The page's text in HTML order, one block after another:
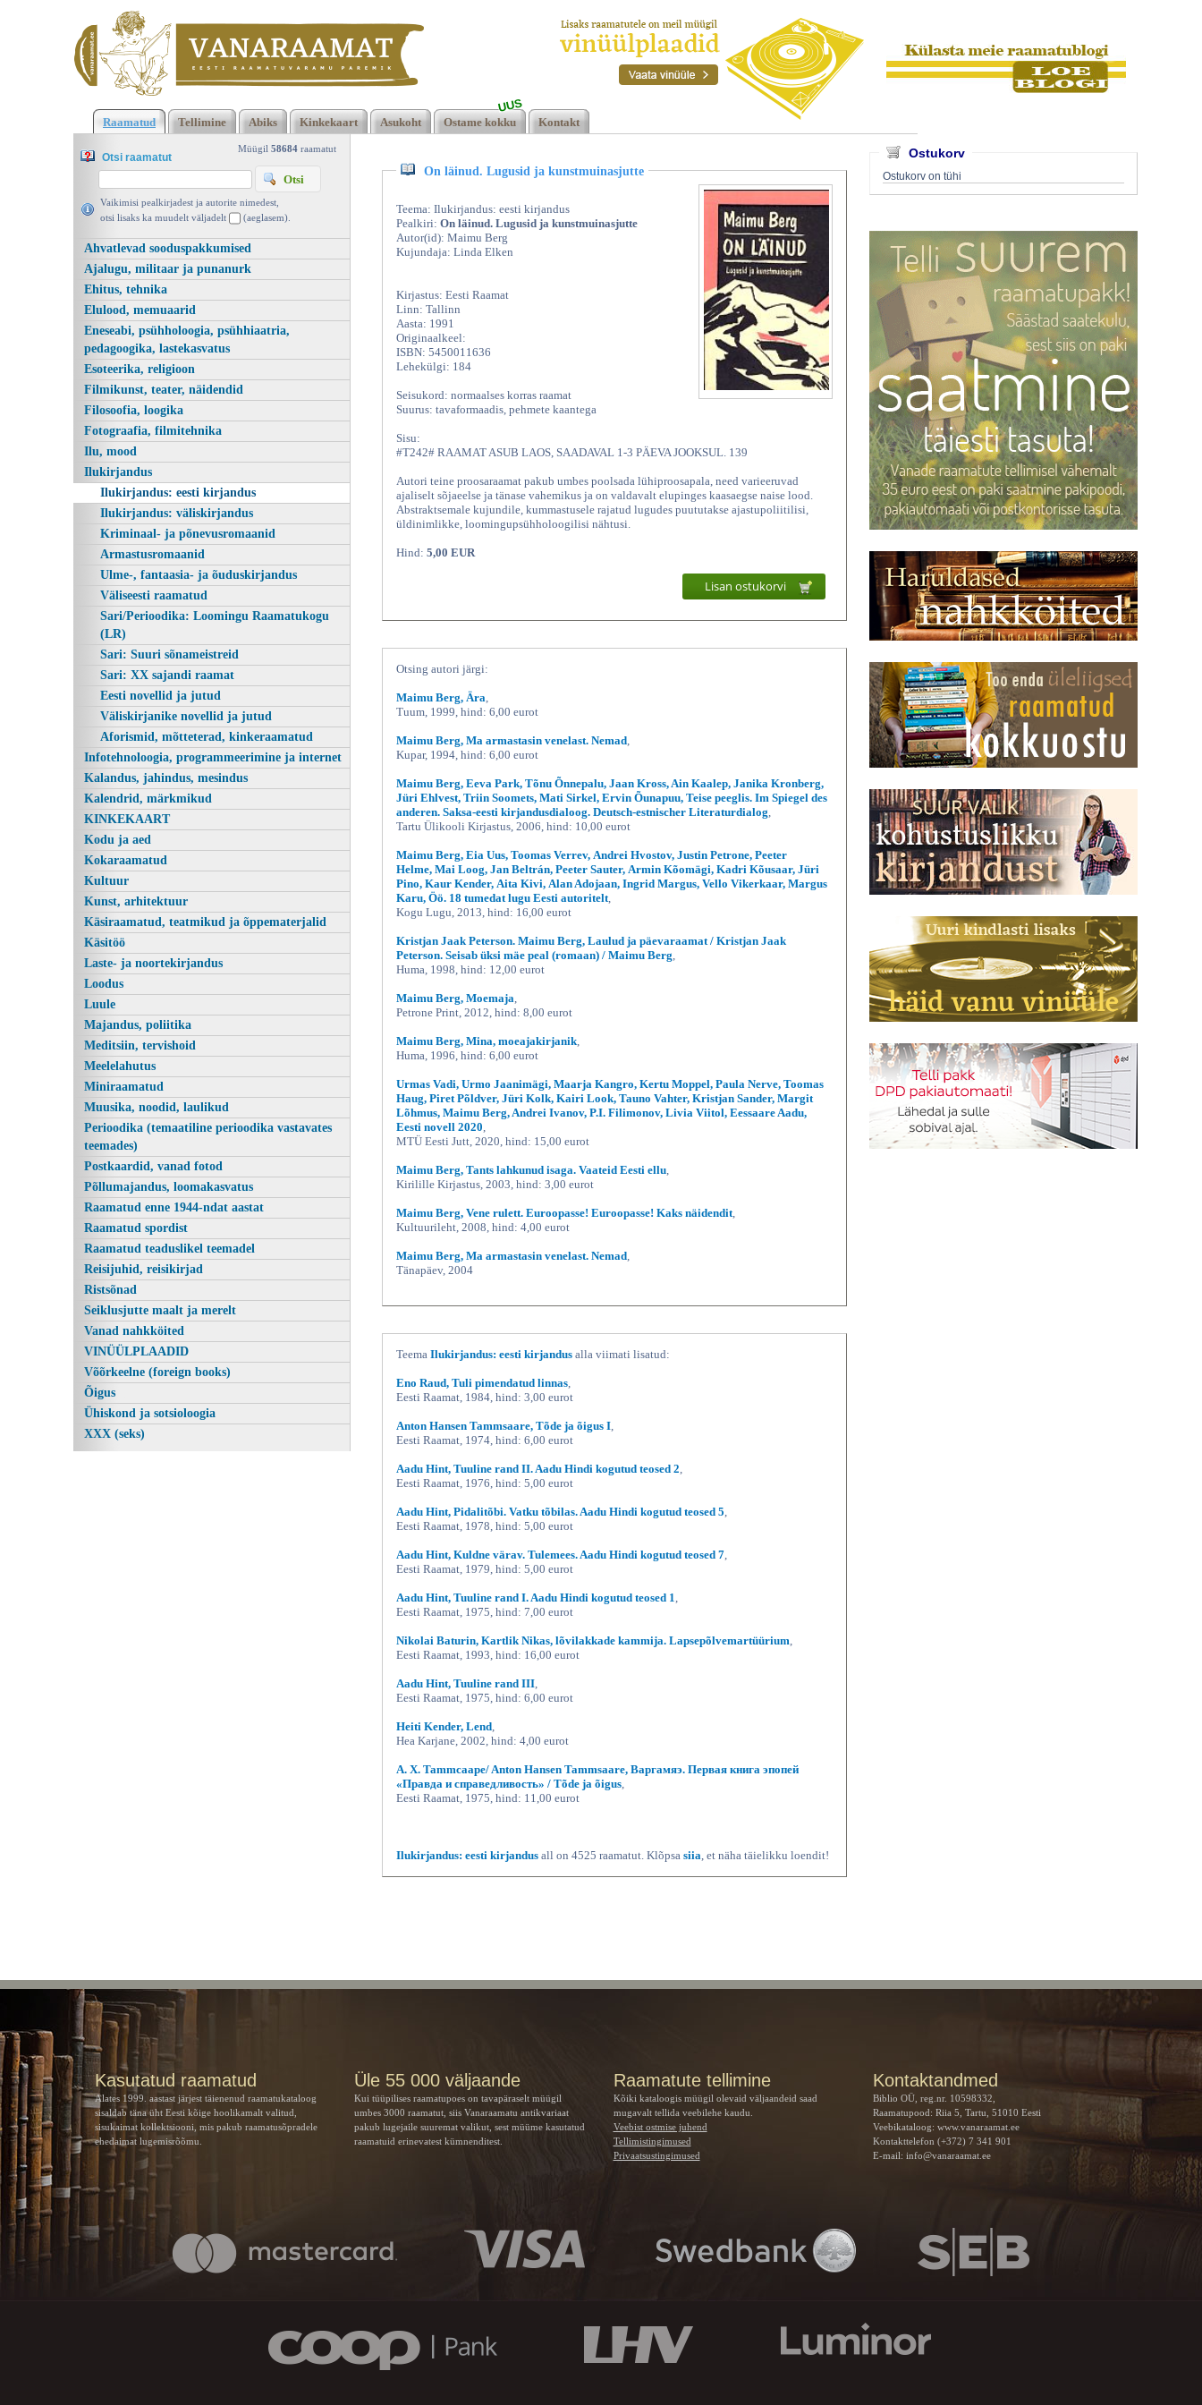
On läinud Lugusid ja
Klõpsa siia , et näha täielikku loendit!On läinud. Lugusid ja
kunstmuinasjutte, Maimu Berg, Eesti Raamat 1991 | vanaraamat.
ee
Raamatud Tellimine Abiks Kinkekaart Asukoht Ostame kokku
UUS
Kontakt
Müügil 58684 raamatut
Otsi raamatut
Vaikimisi pealkirjadest ja autorite nimedest,
otsi lisaks ka muudelt väljadelt
(aeglasem).
Ahvatlevad sooduspakkumised
Ajalugu, militaar ja punanurk
Ehitus, tehnika
Elulood, memuaarid
Eneseabi, psühholoogia, psühhiaatria,
pedagoogika, lastekasvatus
Esoteerika, religioon
Filmikunst, teater, näidendid
Filosoofia, loogika
Fotograafia, filmitehnika
Ilu, mood
Ilukirjandus
Ilukirjandus: eesti kirjandus
Ilukirjandus: väliskirjandus
Kriminaal- ja põnevusromaanid
Armastusromaanid
Ulme-, fantaasia- ja õuduskirjandus
Väliseesti raamatud
Sari/Perioodika: Loomingu Raamatukogu
(LR)
Sari: Suuri sõnameistreid
Sari: XX sajandi raamat
Eesti novellid ja jutud
Väliskirjanike novellid ja jutud
Aforismid, mõtteterad, kinkeraamatud
Infotehnoloogia, programmeerimine ja internet
Kalandus, jahindus, mesindus
Kalendrid, märkmikud
KINKEKAART
Kodu ja aed
Kokaraamatud
Kultuur
Kunst, arhitektuur
Käsiraamatud, teatmikud ja õppematerjalid
Käsitöö
Laste- ja noortekirjandus
Loodus
Luule
Majandus, poliitika
Meditsiin, tervishoid
Meelelahutus
Miniraamatud
Muusika, noodid, laulikud
Perioodika (temaatiline perioodika vastavates
teemades)
Postkaardid, vanad fotod
Põllumajandus, loomakasvatus
Raamatud enne 1944-ndat aastat
Raamatud spordist
Raamatud teaduslikel teemadel
Reisijuhid, reisikirjad
Ristsõnad
Seiklusjutte maalt ja merelt
Vanad nahkköited
VINÜÜLPLAADID
Võõrkeelne (foreign books)
Õigus
Ühiskond ja sotsioloogia
XXX (seks)
Ostukorv
Ostukorv on tühi
On läinud. Lugusid ja kunstmuinasjutte
Teema: Ilukirjandus: eesti kirjandus
Pealkiri: On läinud. Lugusid ja kunstmuinasjutte
Autor(id): Maimu Berg
Kujundaja: Linda Elken
Kirjastus: Eesti Raamat
Linn: Tallinn
Aasta: 1991
Originaalkeel:
ISBN: 5450011636
Lehekülgi: 184
Seisukord: normaalses korras raamat
Suurus: tavaformaadis, pehmete kaantega
Sisu:
#T242# RAAMAT ASUB LAOS, SAADAVAL 1-3 PÄEVA JOOKSUL. 139
Autori teine proosaraamat pakub umbes poolsada lühiproosapala, need varieeruvad
ajaliselt sõjaeelse ja tänase vahemikus ja on valdavalt elupinges kaasaegse naise lood.
Abstraktsemale kujundile, kummastusele rajatud lugudes puututakse ajastupoliitilisi,
üldinimlikke, loomingupsühholoogilisi nähtusi.
Hind: 5,00 EUR
Lisan ostukorvi
Otsing autori järgi:
Maimu Berg, Ära
Tuum, 1999, hind: 6,00 eurot
Maimu Berg, Ma armastasin venelast. Nemad
Kupar, 1994, hind: 6,00 eurot
Maimu Berg, Eeva Park, Tõnu Õnnepalu, Jaan Kross, Ain Kaalep, Janika Kronberg,
Jüri Ehlvest, Triin Soomets, Mati Sirkel, Ervin Õunapuu, Teise peeglis. Im Spiegel des
anderen. Saksa-eesti kirjandusdialoog. Deutsch-estnischer Literaturdialog
Tartu Ülikooli Kirjastus, 2006, hind: 10,00 eurot
Maimu Berg, Eia Uus, Toomas Verrev, Andrei Hvostov, Justin Petrone, Peeter
Helme, Mai Loog, Jan Beltrán, Peeter Sauter, Armin Kõomägi, Kadri Kõusaar, Jüri
Pino, Kaur Kender, Aita Kivi, Alan Adojaan, Ingrid Margus, Vello Vikerkaar, Margus
Karu, Öö. 18 tumedat lugu Eesti autoritelt
Kogu Lugu, 2013, hind: 16,00 eurot
Kristjan Jaak Peterson. Maimu Berg, Laulud ja päevaraamat / Kristjan Jaak
Peterson. Seisab üksi mäe peal (romaan) / Maimu Berg
Huma, 1998, hind: 12,00 eurot
Maimu Berg, Moemaja
Petrone Print, 2012, hind: 8,00 eurot
Maimu Berg, Mina, moeajakirjanik
Huma, 1996, hind: 6,00 eurot
Urmas Vadi, Urmo Jaanimägi, Maarja Kangro, Kertu Moppel, Paula Nerve, Toomas
Haug, Piret Põldver, Jüri Kolk, Kairi Look, Tauno Vahter, Kristjan Sander, Margit
Lõhmus, Maimu Berg, Andrei Ivanov, P.I. Filimonov, Livia Viitol, Eessaare Aadu,
Eesti novell 2020
MTÜ Eesti Jutt, 2020, hind: 15,00 eurot
Maimu Berg, Tants lahkunud isaga. Vaateid Eesti ellu
Kirilille Kirjastus, 2003, hind: 3,00 eurot
Maimu Berg, Vene rulett. Euroopasse! Euroopasse! Kaks näidendit
Kultuurileht, 2008, hind: 4,00 eurot
Maimu Berg, Ma armastasin venelast. Nemad
Tänapäev, 2004
Teema Ilukirjandus: eesti kirjandus alla viimati lisatud:
Eno Raud, Tuli pimendatud linnas
Eesti Raamat, 1984, hind: 3,00 eurot
Anton Hansen Tammsaare, Tõde ja õigus I
Eesti Raamat, 1974, hind: 6,00 eurot
Aadu Hint, Tuuline rand II. Aadu Hindi kogutud teosed 2
Eesti Raamat, 1976, hind: 5,00 eurot
Aadu Hint, Pidalitõbi. Vatku tõbilas. Aadu Hindi kogutud teosed 5
Eesti Raamat, 1978, hind: 5,00 eurot
Aadu Hint, Kuldne värav. Tulemees. Aadu Hindi kogutud teosed 7
Eesti Raamat, 1979, hind: 5,00 eurot
Aadu Hint, Tuuline rand I. Aadu Hindi kogutud teosed 1
Eesti Raamat, 1975, hind: 7,00 eurot
Nikolai Baturin, Kartlik Nikas, lõvilakkade kammija. Lapsepõlvemartüürium
Eesti Raamat, 1993, hind: 16,00 eurot
Aadu Hint, Tuuline rand III
Eesti Raamat, 1975, hind: 6,00 eurot
Heiti Kender, Lend
Hea Karjane, 2002, hind: 4,00 eurot
А. Х. Tammcaape/ Anton Hansen Tammsaare, Варгамяэ. Первая книга эпопей
«Правда и справедливость» / Tõde ja õigus
Eesti Raamat, 1975, hind: 11,00 eurot
Ilukirjandus: eesti kirjandus all on 4525 raamatut. Klõpsa siia , et näha täielikku loendit!
Kasutatud raamatud
Alates 1999. aastast järjest täienenud raamatukataloog
sisaldab täna üht Eesti kõige hoolikamalt valitud,
sisukaimat kollektsiooni, mis pakub raamatusõpradele
ehedaimat lugemisrõõmu.
Üle 55 000 väljaande
Kui tüüpilises raamatupoes on tavapäraselt müügil
umbes 3000 raamatut, siis Vanaraamatu antikvariaat
pakub lugejaile suuremat valikut, sest müüme kasutatud
raamatuid erinevatest kümnenditest.
Raamatute tellimine
Kõiki kataloogis müügil olevaid väljaandeid saad
mugavalt tellida veebilehe kaudu.
Veebist ostmise juhend
Tellimistingimused
Privaatsustingimused
Kontaktandmed
Biblio OÜ, reg.nr. 10598332,
Raamatupood: Riia 5, Tartu, 51010 Eesti
Veebikataloog: www.vanaraamat.ee
Kontakttelefon (+372) 7 341 901
E-mail: info@vanaraamat.ee